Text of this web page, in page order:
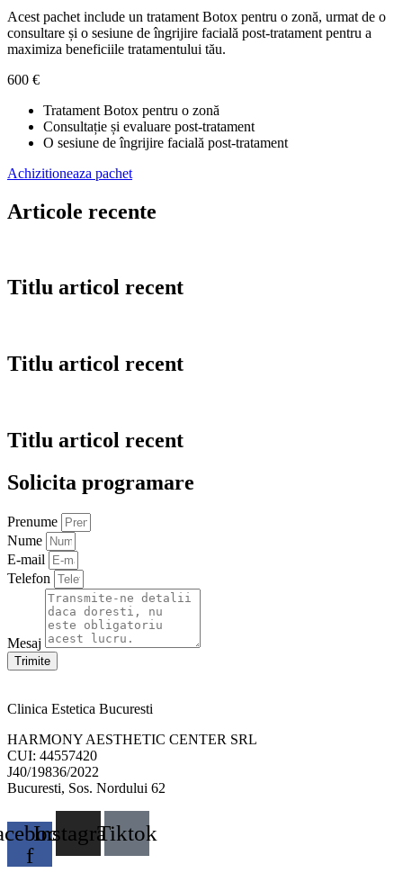
Acest pachet include un tratament Botox pentru o zonă, urmat de o
consultare și o sesiune de îngrijire facială post-tratament pentru a
maximiza beneficiile tratamentului tău.
600 €
Tratament Botox pentru o zonă
Consultație și evaluare post-tratament
O sesiune de îngrijire facială post-tratament
Achizitioneaza pachet
Articole recente
Titlu articol recent
Titlu articol recent
Titlu articol recent
Solicita programare
Prenume
Nume
E-mail
Telefon
Mesaj
Trimite
Clinica Estetica Bucuresti
HARMONY AESTHETIC CENTER SRL
CUI: 44557420
J40/19836/2022
Bucuresti, Sos. Nordului 62
f
InstagramTiktok